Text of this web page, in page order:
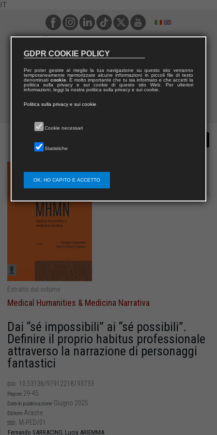
IT
Estratto dal volume
Medical Humanities & Medicina Narrativa
Dai “sé impossibili” ai “sé possibili”.
Definire il proprio habitus professionale
attraverso la narrazione di personaggi
fantastici
DOI: 10.53136/97912218193733
Pagine: 29-45
Data di pubblicazione: Giugno 2025
Editore: Aracne
SSD: M-PED/01
Fernando SARRACINO, Lucia ARIEMMA
GDPR COOKIE POLICY
Per poter gestire al meglio la tua navigazione su questo sito verranno
temporaneamente memorizzate alcune informazioni in piccoli file di testo
denominati cookie. È molto importante che tu sia informato e che accetti la
politica sulla privacy e sui cookie di questo sito Web. Per ulteriori
informazioni, leggi la nostra politica sulla privacy e sui cookie.
Politica sulla privacy e sui cookie
Cookie necessari
Statistiche
OK, HO CAPITO E ACCETTO